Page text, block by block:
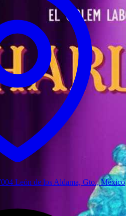
León de los Aldama, Gto., México